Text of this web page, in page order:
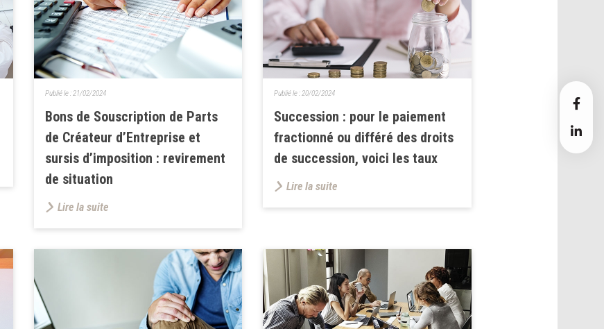
Bons de Souscription de Parts
de Créateur d’Entreprise et
sursis d’imposition : revirement
de situation
Publié le :21/02/2024
Lire la suite
Succession : pour le paiement
fractionné ou différé des droits
de succession, voici les taux
Publié le :20/02/2024
Lire la suite